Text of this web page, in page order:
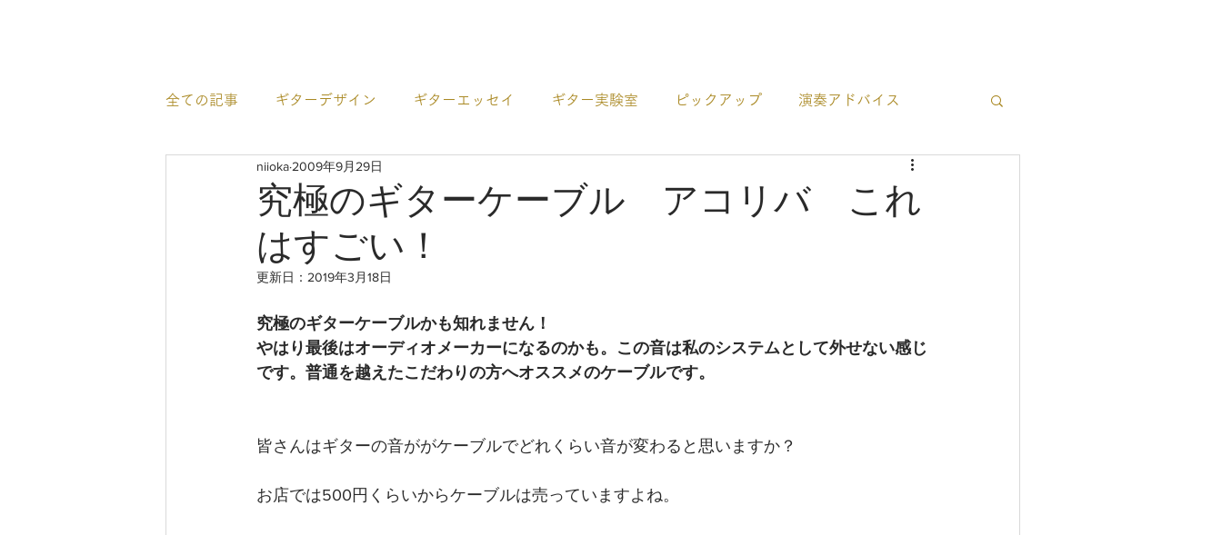
全ての記事 ギターデザイン ギターエッセイ ギター実験室 ピックアップ 演奏アドバイス
イベント情報 すごいギター
究極のギターケーブル アコリバ これ
はすごい！
niioka 2009年9月29日
更新日： 2019年3月18日
究極のギターケーブルかも知れません！
やはり最後はオーディオメーカーになるのかも。この音は私のシステムとして外せない感じ
です。普通を越えたこだわりの方へオススメのケーブルです。
皆さんはギターの音ががケーブルでどれくらい音が変わると思いますか？
お店では500円くらいからケーブルは売っていますよね。